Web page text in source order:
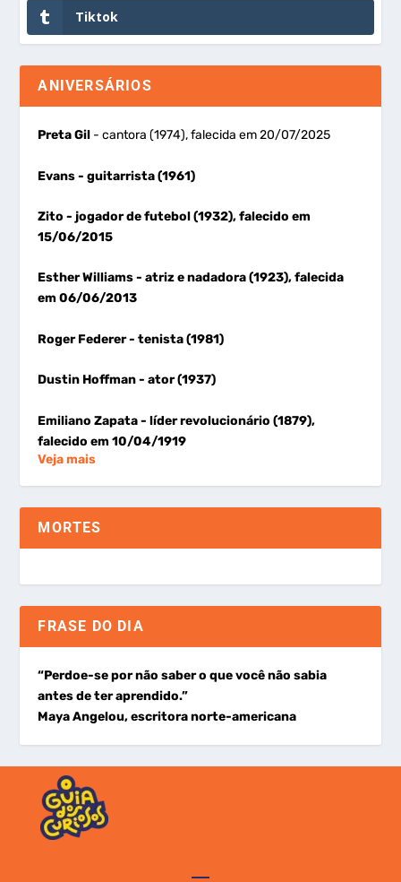
Tiktok
ANIVERSÁRIOS
Preta Gil - cantora (1974), falecida em 20/07/2025
Evans- guitarrista (1961)
Zito- jogador de futebol (1932), falecido em
15/06/2015
Esther Williams- atriz e nadadora (1923), falecida
em 06/06/2013
Roger Federer- tenista (1981)
Dustin Hoffman- ator (1937)
Emiliano Zapata- líder revolucionário (1879),
falecido em 10/04/1919
Veja mais
MORTES
FRASE DO DIA
“Perdoe-se por não saber o que você não sabia
antes de ter aprendido.”
Maya Angelou, escritora norte-americana